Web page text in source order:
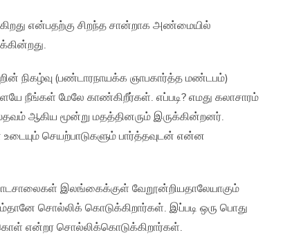
என்பதற்கு சிறந்த சான்றாக அண்மையில்
நிகழ்வு (பண்டாரநாயக்க ஞாபகார்த்த மண்டபம்)
நீங்கள் மேலே காண்கிறீர்கள். எப்படி? எமது கலாசாரம்
ஆகிய மூன்று மதத்தினரும் இருக்கின்றனர்.
செயற்பாடுகளும் பார்த்தவுடன் என்ன
இலங்கைக்குள் வேறூன்றியதாலேயாகும்
சொல்லிக் கொடுக்கிறார்கள். இப்படி ஒரு பொது
என்றர சொல்லிக்கொடுக்கிறார்கள்.